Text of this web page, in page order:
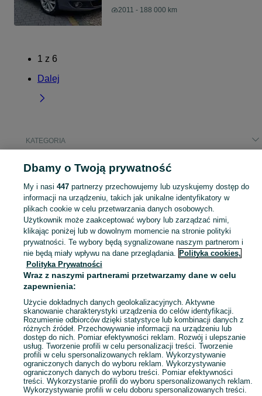
2011 - 188 000 km
1 z 6
Dalej
KATEGORIA
Popularne wyszukiwania
zamiana
zamiana na mniejszy
naczepa wywrotka klapo drzwi
Skorzystaj z największego serwisu ogłoszeniowego - Barkowo i okolice! Kupuj to, czego pragniesz i sprzedawaj to, czego już nie potrzebujesz! Zobacz
Mapa kategorii
Mapa miejscowości
Mapa ministron
Popularne wyszukiwania
Dbamy o Twoją prywatność
My i nasi 447partnerzy przechowujemy lub uzyskujemy dostęp do
informacji na urządzeniu, takich jak unikalne identyfikatory w
plikach cookie w celu przetwarzania danych osobowych.
Użytkownik może zaakceptować wybory lub zarządzać nimi,
klikając poniżej lub w dowolnym momencie na stronie polityki
prywatności. Te wybory będą sygnalizowane naszym partnerom i
nie będą miały wpływu na dane przeglądania. Polityka cookies,
Polityka Prywatności
Wraz z naszymi partnerami przetwarzamy dane w celu
zapewnienia:
Użycie dokładnych danych geolokalizacyjnych. Aktywne
skanowanie charakterystyki urządzenia do celów identyfikacji.
Rozumienie odbiorców dzięki statystyce lub kombinacji danych z
różnych źródeł. Przechowywanie informacji na urządzeniu lub
dostęp do nich. Pomiar efektywności reklam. Rozwój i ulepszanie
usług. Tworzenie profili w celu personalizacji treści. Tworzenie
profili w celu spersonalizowanych reklam. Wykorzystywanie
ograniczonych danych do wyboru reklam. Wykorzystywanie
ograniczonych danych do wyboru treści. Pomiar efektywności
treści. Wykorzystanie profili do wyboru spersonalizowanych reklam.
Wykorzystywanie profili w celu doboru spersonalizowanych treści.